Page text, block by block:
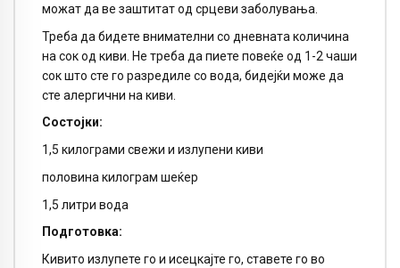
можат да ве заштитат од срцеви заболувања.
Треба да бидете внимателни со дневната количина
на сок од киви. Не треба да пиете повеќе од 1-2 чаши
сок што сте го разредиле со вода, бидејќи може да
сте алергични на киви.
Состојки:
1,5 килограми свежи и излупени киви
половина килограм шеќер
1,5 литри вода
Подготовка:
Кивито излупете го и исецкајте го, ставете го во